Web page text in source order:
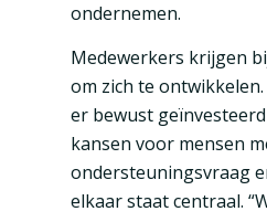
ondernemen.
Medewerkers krijgen
om zich te
er bewust
kansen voor mensen
ondersteuningsvraag
elkaar staat centraal.